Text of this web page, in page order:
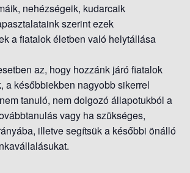
nehézségeik, kudarcaik
szerint ezek
a fiatalok életben való helytállása
az, hogy hozzánk járó fiatalok
a későbbiekben nagyobb sikerrel
tanuló, nem dolgozó állapotukból a
vagy ha szükséges,
illetve segítsük a későbbi önálló